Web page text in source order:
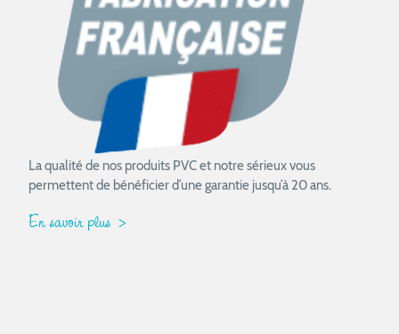
La qualité de nos produits PVC et notre sérieux vous
permettent de bénéficier d’une garantie jusqu’à 20 ans.
En savoir plus